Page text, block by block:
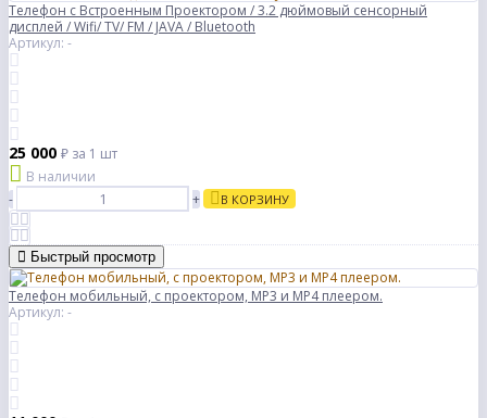
Телефон с Встроенным Проектором / 3.2 дюймовый сенсорный
дисплей / Wifi/ TV/ FM / JAVA / Bluetooth
Артикул: -
25 000 ₽ за 1 шт
В наличии
-
+ В КОРЗИНУ
Быстрый просмотр
Телефон мобильный, с проектором, MP3 и MP4 плеером.
Артикул: -